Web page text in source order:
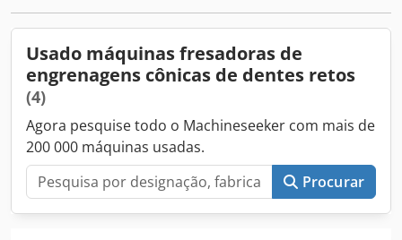
Usado máquinas fresadoras de
engrenagens cônicas de dentes retos
(4)
Agora pesquise todo o Machineseeker com mais de
200 000 máquinas usadas.
Procurar